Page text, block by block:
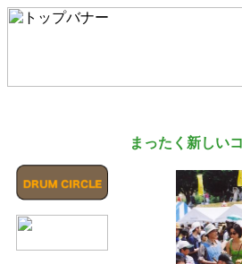
まったく新しい